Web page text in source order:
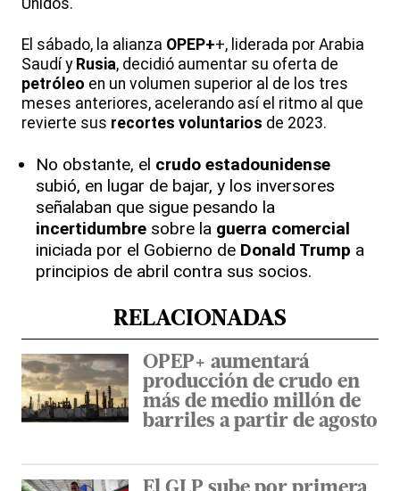
Unidos.
El sábado, la alianza OPEP++, liderada por Arabia
Saudí y Rusia, decidió aumentar su oferta de
petróleo en un volumen superior al de los tres
meses anteriores, acelerando así el ritmo al que
revierte sus recortes voluntarios de 2023.
No obstante, el crudo estadounidense
subió, en lugar de bajar, y los inversores
señalaban que sigue pesando la
incertidumbre sobre la guerra comercial
iniciada por el Gobierno de Donald Trump a
principios de abril contra sus socios.
RELACIONADAS
OPEP+ aumentará
producción de crudo en
más de medio millón de
barriles a partir de agosto